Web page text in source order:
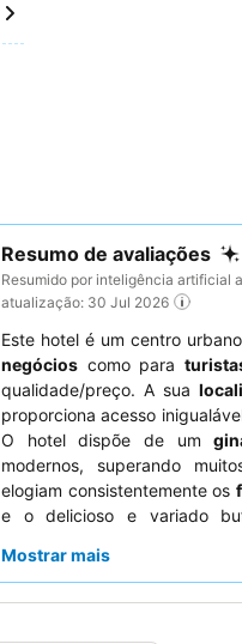
Resumo de avaliações
Resumido por inteligência artificial
atualização: 30 Jul 2026
Este hotel é um centro
negócios como para
qualidade/preço. A sua
proporciona acesso
O hotel dispõe de um
modernos, superando
elogiam consistentemente os
e o delicioso e variado
virado para o lado
Mostrar mais